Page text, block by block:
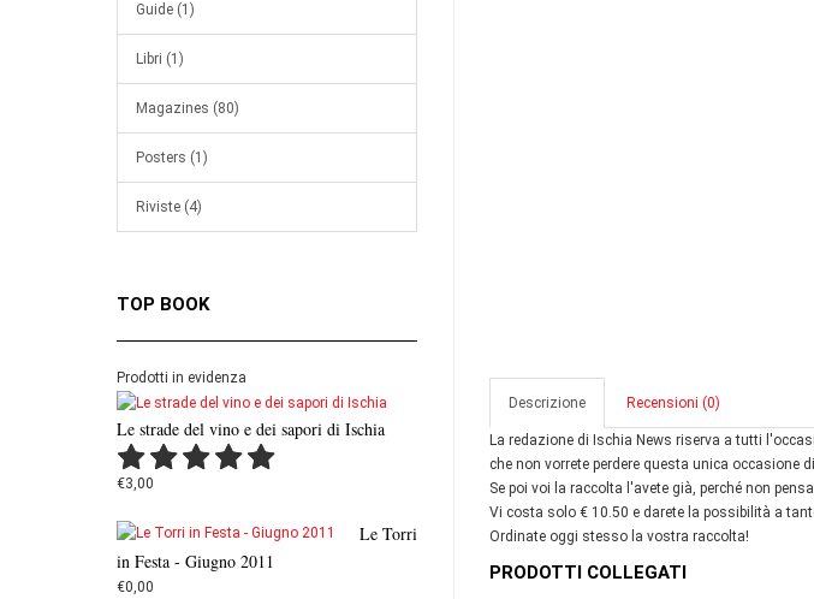
Descrizione Recensioni (0)
La redazione di Ischia News riserva a tutti
che non vorrete perdere questa unica occasione
Se poi voi la raccolta l'avete già, perché non
Vi costa solo € 10.50 e darete la possibilità a
Ordinate oggi stesso la vostra raccolta!
PRODOTTI COLLEGATI
Guide (1)
Libri (1)
Magazines (80)
Posters (1)
Riviste (4)
TOP BOOK
Prodotti in evidenza
Le strade del vino e dei sapori di Ischia
€3,00
Le Torri
in Festa - Giugno 2011
€0,00